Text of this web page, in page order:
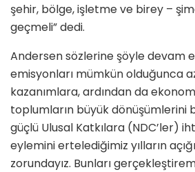
şehir, bölge, işletme ve birey –
geçmeli” dedi.
Andersen sözlerine şöyle devam
emisyonları mümkün olduğunca
kazanımlara, ardından da
toplumların büyük dönüşümlerini
güçlü Ulusal Katkılara (NDC’ler)
eylemini ertelediğimiz yılların
zorundayız. Bunları